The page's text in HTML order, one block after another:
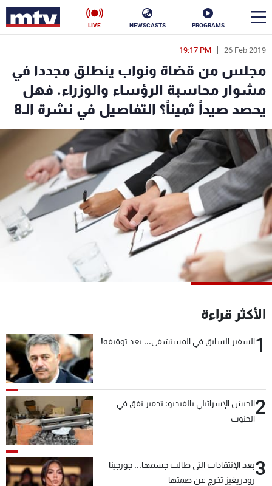
PROGRAMS
NEWSCASTS
LIVE
26 Feb 2019
19:17 PM
مجلس من قضاة ونواب ينطلق مجددا في
مشوار محاسبة الرؤساء والوزراء. فهل
يحصد صيداً ثميناً؟ التفاصيل في نشرة الـ8
الأكثر قراءة
1السفير السابق في المستشفى... بعد توقيفه!
2الجيش الإسرائيلي بالفيديو: تدمير نفق في
الجنوب
3بعد الإنتقادات التي طالت جسمها... جورجينا
رودريغيز تخرج عن صمتها
en
الأخبار
سياسة ناس
إقتصاد فن
منوعات رياضة
كأس العالم
البرامج
جدول البرامج
شاهد البرامج
عن MTV
الإنـتـاج
وظائف
شروط الإسـتخدام
سياسة الخصوصية